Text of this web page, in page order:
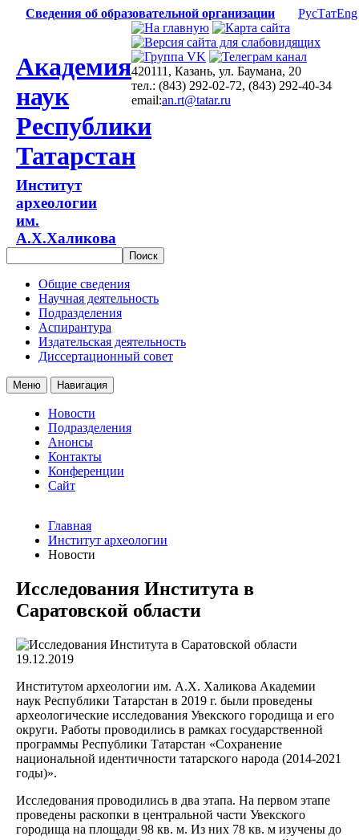
Сведения об образовательной организации РусТатEng
Академия
наук
Республики
Татарстан
Институт
археологии
им.
А.Х.Халикова
420111, Казань, ул. Баумана, 20
тел.: (843) 292-02-72, (843) 292-40-34
email:an.rt@tatar.ru
Общие сведения
Научная деятельность
Подразделения
Аспирантура
Издательская деятельность
Диссертационный совет
Меню Навигация
Новости
Подразделения
Анонсы
Контакты
Конференции
Сайт
Главная
Институт археологии
Новости
Исследования Института в
Саратовской области
19.12.2019
Институтом археологии им. А.Х. Халикова Академии
наук Республики Татарстан в 2019 г. были проведены
археологические исследования Увекского городища и его
округи. Работы проводились в рамках государственной
программы Республики Татарстан «Сохранение
национальной идентичности татарского народа (2014-2021
годы)».
Исследования проводились в два этапа. На первом этапе
проведены раскопки в центральной части Увекского
городища на площади 98 кв. м. Из них 78 кв. м изучены до